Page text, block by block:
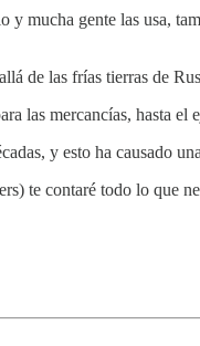
mucha gente las usa,
de las frías tierras de
las mercancías, hasta
y esto ha causado
te contaré todo lo que